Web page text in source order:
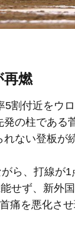
再燃
割付近をウ
の柱である
ない登板が
ら、打線が
せず、新外
痛を悪化さ